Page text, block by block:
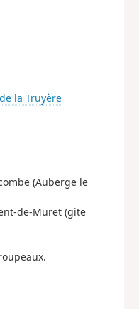
la Truyère
(Auberge le
de-Muret (gite